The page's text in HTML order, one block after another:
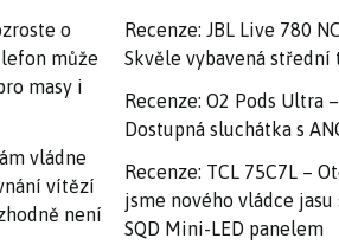
o
může
masy i
vládne
vítězí
není
Recenze: JBL Live 780
Skvěle vybavená střední
Recenze: O2 Pods Ultra –
Dostupná sluchátka s
Recenze: TCL 75C7L –
jsme nového vládce jasu
SQD Mini-LED panelem